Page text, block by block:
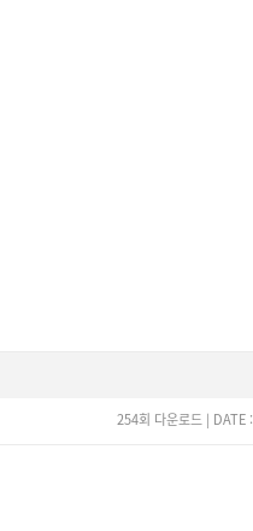
254회 다운로드 |